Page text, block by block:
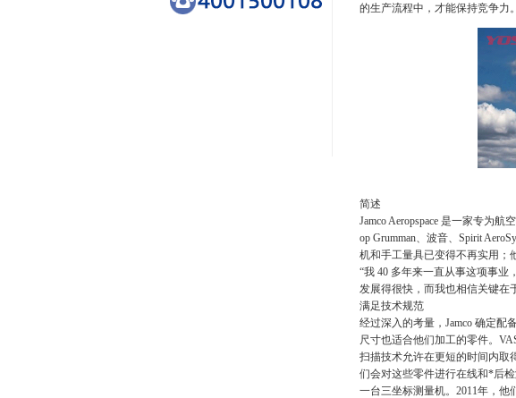
的生产流程中，才能保持竞争力
简述
Jamco Aeropspace 是一家专为
op Grumman、波音、Spirit
机和手工量具已变得不再实用；
“我 40 多年来一直从事这项事业
发展得很快，而我也相信关键在
满足技术规范
经过深入的考量，Jamco 确定配
尺寸也适合他们加工的零件。
扫描技术允许在更短的时间内取
们会对这些零件进行在线和*后
一台三坐标测量机。2011年，他